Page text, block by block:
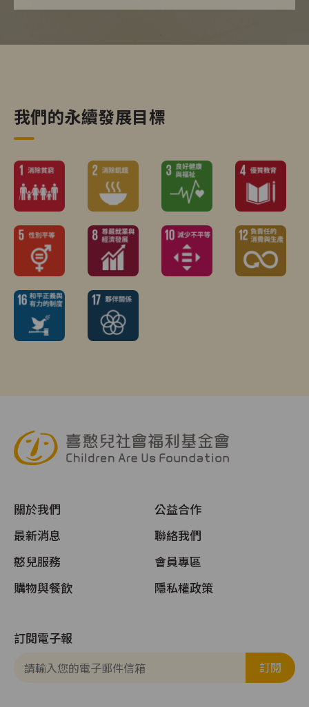
我們的永續發展目標
頁尾選單
關於我們
公益合作
最新消息
聯絡我們
憨兒服務
會員專區
購物與餐飲
隱私權政策
訂閱電子報
訂閱